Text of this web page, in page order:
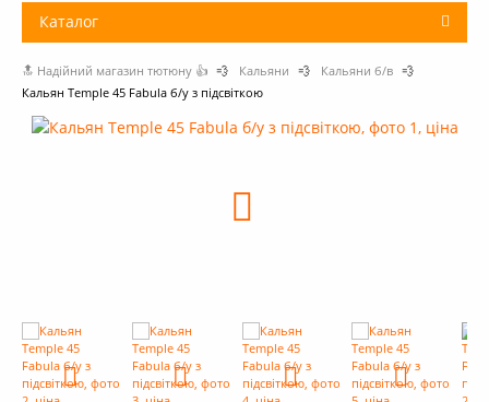
Доставка і оплата
Огляди тютюну Fresh Track
Каталог
Тютюн для кальяну
Вугілля для кальяну
Комплектуючі для кальяну
Умови опту
🔝 Надійний магазин тютюну 👍 💨 Кальяни 💨 Кальяни б/в 💨
Кальян Temple 45 Fabula б/у з підсвіткою